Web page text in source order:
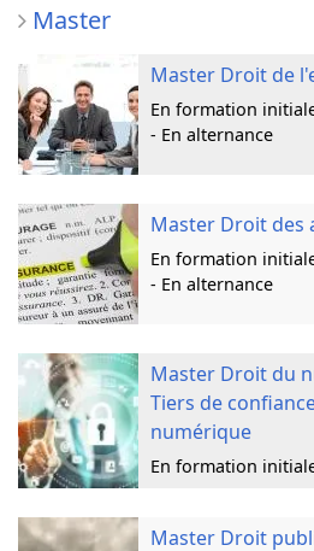
Master
Master Droit de
En formation
- En alternance
Master Droit des
En formation
- En alternance
Master Droit du
Tiers de
numérique
En formation
Master Droit